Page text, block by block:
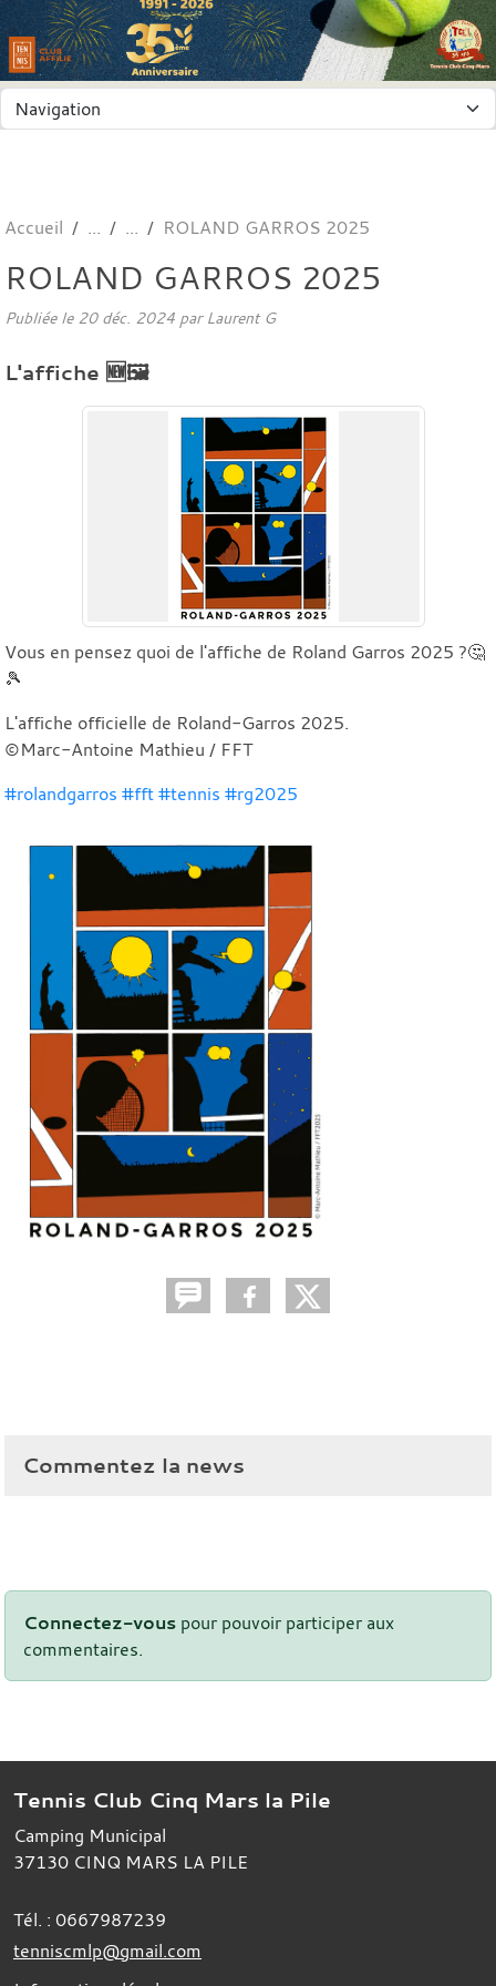
Accueil ROLAND GARROS 2025
ROLAND GARROS 2025
Publiée le 20 déc. 2024 par Laurent G
L'affiche 🆕🖼️
Vous en pensez quoi de l'affiche de Roland Garros 2025 ?🤔
🎾
L'affiche officielle de Roland-Garros 2025.
©️Marc-Antoine Mathieu / FFT
#rolandgarros #fft#tennis #rg2025
Commentez la news
Connectez-vous pour pouvoir participer aux
commentaires.
Tennis Club Cinq Mars la Pile
Camping Municipal
37130 CINQ MARS LA PILE
Tél. : 0667987239
tenniscmlp@gmail.com
Panneau de gestion des cookies